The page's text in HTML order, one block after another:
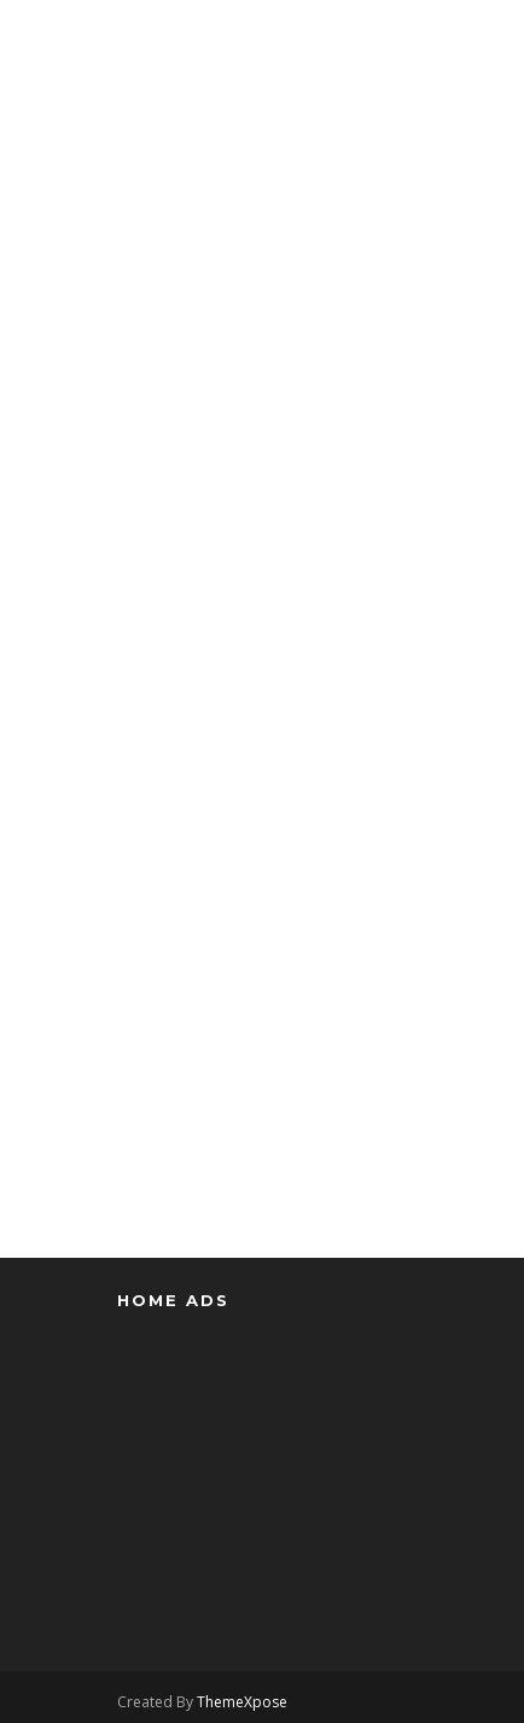
HOME ADS
Created ByThemeXpose